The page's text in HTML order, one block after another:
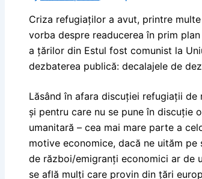
Criza refugiaților a avut, printre
vorba despre readucerea în prim
a țărilor din Estul fost comunist la
dezbaterea publică: decalajele de
Lăsând în afara discuției refugiații
și pentru care nu se pune în discuție
umanitară – cea mai mare parte a
motive economice, dacă ne uităm
de război/emigranți economici ar de
se află mulți care provin din țări